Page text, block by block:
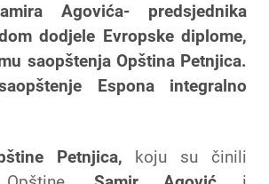
Agovića- predsjednika
dodjele Evropske diplome,
saopštenja Opština Petnjica.
Espona integralno
Petnjica, koju su činili